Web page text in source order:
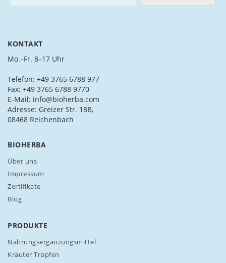
l
S
i
s
i
c
h
f
u
n
r
e
e
w
s
KONTAKT
Mo.–Fr. 8–17 Uhr
Telefon: +49 3765 6788 977
Fax: +49 3765 6788 9770
E-Mail: info@bioherba.com
Adresse: Greizer Str. 18B,
08468 Reichenbach
BIOHERBA
Über uns
Impressum
Zertifikate
Blog
PRODUKTE
Nahrungsergänzungsmittel
Kräuter Tropfen